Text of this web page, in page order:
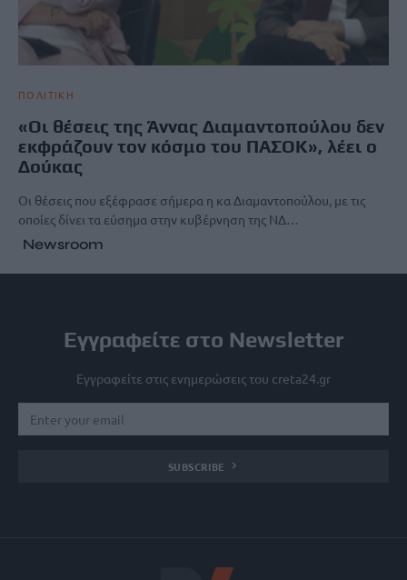
ΠΟΛΙΤΙΚΗ
«Οι θέσεις της Άννας Διαμαντοπούλου δεν
εκφράζουν τον κόσμο του ΠΑΣΟΚ», λέει ο
Δούκας
Οι θέσεις που εξέφρασε σήμερα η κα Διαμαντοπούλου, με τις
οποίες δίνει τα εύσημα στην κυβέρνηση της ΝΔ…
Newsroom
Εγγραφείτε στο Newsletter
Εγγραφείτε στις ενημερώσεις του creta24.gr
SUBSCRIBE